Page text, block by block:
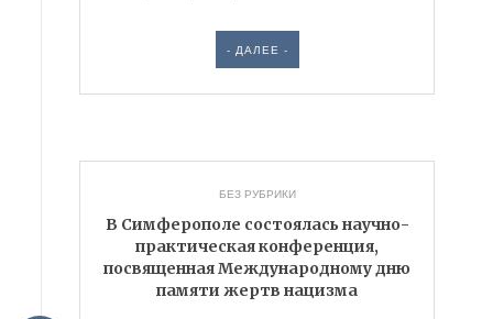
- ДАЛЕЕ -
БЕЗ РУБРИКИ
В Симферополе состоялась научно-
практическая конференция,
посвященная Международному дню
памяти жертв нацизма